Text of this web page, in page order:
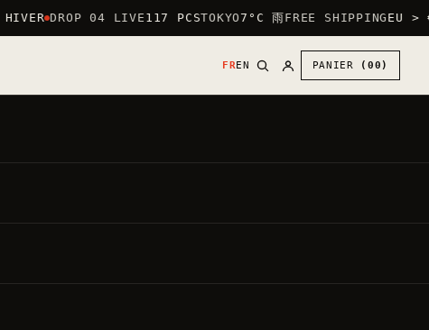
DROP 04 LIVE117 PCS TOKYO7°C 雨FREE SHIPPINGEU >
FREN PANIER (00)
EN
30 ,00
PRIX DIRECT
PAR DÉFAUT : LOGO CŒUR (POITRINE) +